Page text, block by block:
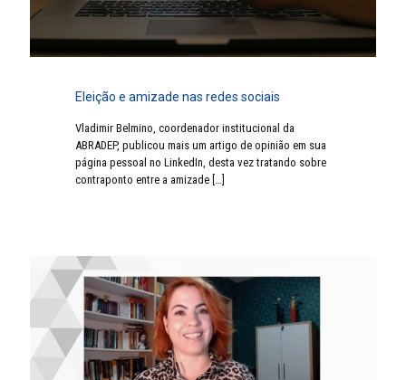
Eleição e amizade nas redes sociais
Vladimir Belmino, coordenador institucional da
ABRADEP, publicou mais um artigo de opinião em sua
página pessoal no LinkedIn, desta vez tratando sobre
contraponto entre a amizade